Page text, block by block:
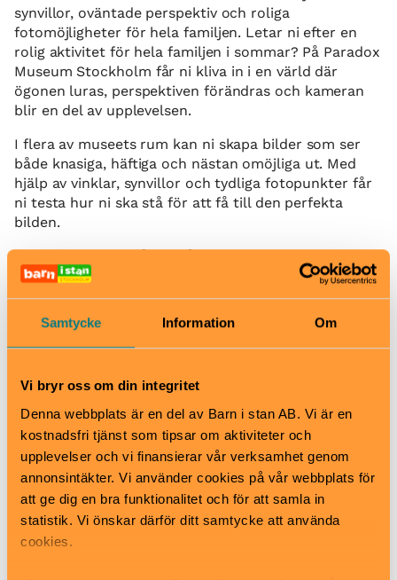
Samtycke Information Om
Vi bryr oss om din integritet
Denna webbplats är en del av Barn i stan AB. Vi är en
kostnadsfri tjänst som tipsar om aktiviteter och
upplevelser och vi finansierar vår verksamhet genom
annonsintäkter. Vi använder cookies på vår webbplats för
att ge dig en bra funktionalitet och för att samla in
statistik. Vi önskar därför ditt samtycke att använda
cookies.
synvillor, oväntade perspektiv och roliga
fotomöjligheter för hela familjen. Letar ni efter en
rolig aktivitet för hela familjen i sommar? På Paradox
Museum Stockholm får ni kliva in i en värld där
ögonen luras, perspektiven förändras och kameran
blir en del av upplevelsen.
I flera av museets rum kan ni skapa bilder som ser
både knasiga, häftiga och nästan omöjliga ut. Med
hjälp av vinklar, synvillor och tydliga fotopunkter får
ni testa hur ni ska stå för att få till den perfekta
bilden.
Fotoutmaningen går ut på att ni följer
instruktionerna i rummen, ställer er på rätt plats och
låter någon i sällskapet – eller en av våra
hjälpsamma medarbetare – ta bilden med er mobil.
Efteråt kan ni titta på resultatet tillsammans, skratta
åt effekterna och ta med er minnen som sticker ut
När
Se hemsida för öppettider, under skollov kan tiderna
variera.
Sista insläppet är 60 min innan stängning.
För att säkra ditt besök, boka biljetter i förväg online.
Zero Gravity är en add-on och bokas extra utöver